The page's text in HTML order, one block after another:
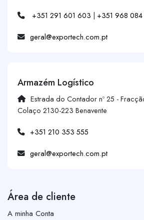
+351 291 601 603 | +351 968
geral@exportech.com.pt
Armazém Logístico
Estrada do Contador nº 25 -
Colaço 2130-223 Benavente
+351 210 353 555
geral@exportech.com.pt
Área de cliente
A minha Conta